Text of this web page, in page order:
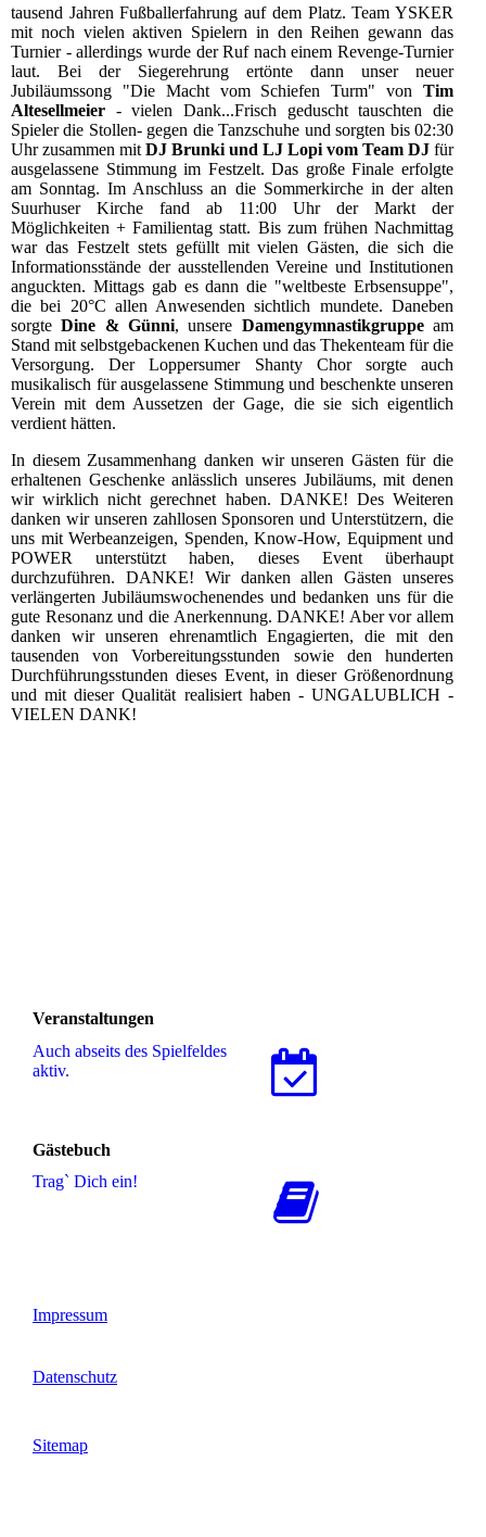
tausend Jahren Fußballerfahrung auf dem Platz. Team YSKER
mit noch vielen aktiven Spielern in den Reihen gewann das
Turnier - allerdings wurde der Ruf nach einem Revenge-Turnier
laut. Bei der Siegerehrung ertönte dann unser neuer
Jubiläumssong "Die Macht vom Schiefen Turm" von Tim
Altesellmeier - vielen Dank...Frisch geduscht tauschten die
Spieler die Stollen- gegen die Tanzschuhe und sorgten bis 02:30
Uhr zusammen mit DJ Brunki und LJ Lopi vom Team DJ für
ausgelassene Stimmung im Festzelt. Das große Finale erfolgte
am Sonntag. Im Anschluss an die Sommerkirche in der alten
Suurhuser Kirche fand ab 11:00 Uhr der Markt der
Möglichkeiten + Familientag statt. Bis zum frühen Nachmittag
war das Festzelt stets gefüllt mit vielen Gästen, die sich die
Informationsstände der ausstellenden Vereine und Institutionen
anguckten. Mittags gab es dann die "weltbeste Erbsensuppe",
die bei 20°C allen Anwesenden sichtlich mundete. Daneben
sorgteDine & Günni, unsere Damengymnastikgruppeam
Stand mit selbstgebackenen Kuchen und das Thekenteam für die
Versorgung. Der Loppersumer Shanty Chor sorgte auch
musikalisch für ausgelassene Stimmung und beschenkte unseren
Verein mit dem Aussetzen der Gage, die sie sich eigentlich
verdient hätten.
In diesem Zusammenhang danken wir unseren Gästen für die
erhaltenen Geschenke anlässlich unseres Jubiläums, mit denen
wir wirklich nicht gerechnet haben. DANKE! Des Weiteren
danken wir unseren zahllosen Sponsoren und Unterstützern, die
uns mit Werbeanzeigen, Spenden, Know-How, Equipment und
POWER unterstützt haben, dieses Event überhaupt
durchzuführen. DANKE! Wir danken allen Gästen unseres
verlängerten Jubiläumswochenendes und bedanken uns für die
gute Resonanz und die Anerkennung. DANKE! Aber vor allem
danken wir unseren ehrenamtlich Engagierten, die mit den
tausenden von Vorbereitungsstunden sowie den hunderten
Durchführungsstunden dieses Event, in dieser Größenordnung
und mit dieser Qualität realisiert haben - UNGALUBLICH -
VIELEN DANK!
Veranstaltungen
Auch abseits des Spielfeldes
aktiv.
Gästebuch
Trag` Dich ein!
Impressum
Datenschutz
Sitemap